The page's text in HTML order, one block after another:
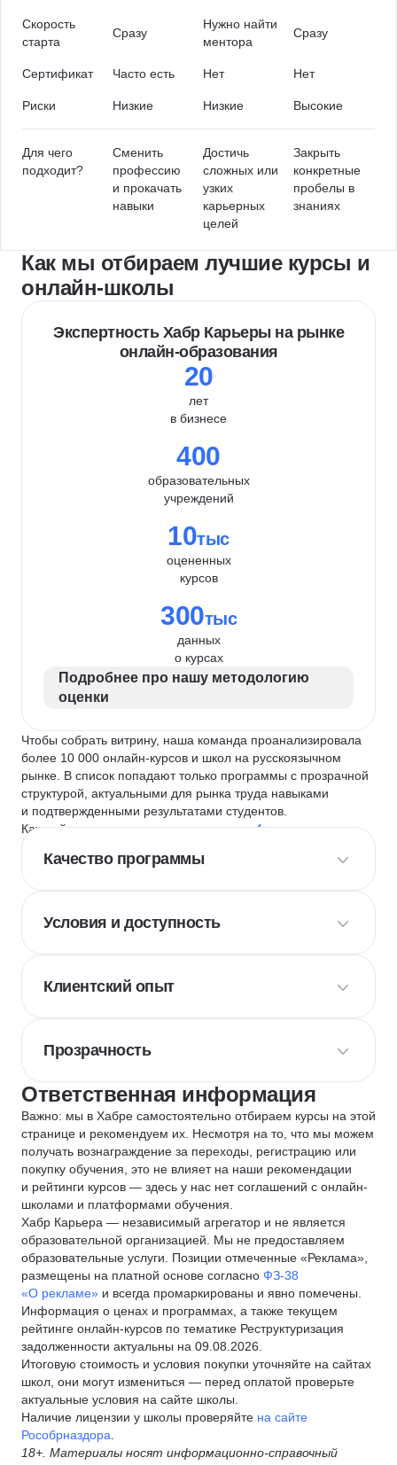
Скорость
старта
Сразу
Нужно найти
ментора
Сразу
Сертификат Часто есть Нет Нет
Риски Низкие Низкие Высокие
Для чего
подходит?
Сменить
профессию
и прокачать
навыки
Достичь
сложных или
узких
карьерных
целей
Закрыть
конкретные
пробелы в
знаниях
Как мы отбираем лучшие курсы и
онлайн-школы
Экспертность Хабр Карьеры на рынке
онлайн-образования
20
лет
в бизнесе
400
образовательных
учреждений
10тыс
оцененных
курсов
300тыс
данных
о курсах
Подробнее про нашу методологию
оценки
Чтобы собрать витрину, наша команда проанализировала
более 10 000 онлайн-курсов и школ на русскоязычном
рынке. В список попадают только программы с прозрачной
структурой, актуальными для рынка труда навыками
и подтвержденными результатами студентов.
Каждый курс и школу мы оцениваем по
4 критериям
Качество программы
Условия и доступность
Клиентский опыт
Прозрачность
Ответственная информация
Важно: мы в Хабре самостоятельно отбираем курсы на этой
странице и рекомендуем их. Несмотря на то, что мы можем
получать вознаграждение за переходы, регистрацию или
покупку обучения, это не влияет на наши рекомендации
и рейтинги курсов — здесь у нас нет соглашений с онлайн-
школами и платформами обучения.
Хабр Карьера — независимый агрегатор и не является
образовательной организацией. Мы не предоставляем
образовательные услуги. Позиции отмеченные «Реклама»,
размещены на платной основе согласно ФЗ-38
«О рекламе» и всегда промаркированы и явно помечены.
Информация о ценах и программах, а также текущем
рейтинге онлайн-курсов по тематике Реструктуризация
задолженности актуальны на 09.08.2026.
Итоговую стоимость и условия покупки уточняйте на сайтах
школ, они могут измениться — перед оплатой проверьте
актуальные условия на сайте школы.
Наличие лицензии у школы проверяйте на сайте
Рособрназдора
18+. Материалы носят информационно-справочный